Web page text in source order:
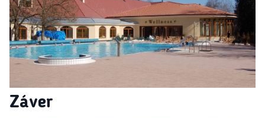
Záver